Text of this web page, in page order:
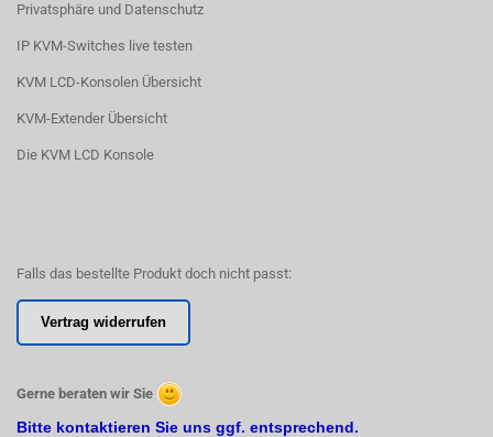
Privatsphäre und Datenschutz
IP KVM-Switches live testen
KVM LCD-Konsolen Übersicht
KVM-Extender Übersicht
Die KVM LCD Konsole
Falls das bestellte Produkt doch nicht passt:
Vertrag widerrufen
Gerne beraten wir Sie
Bitte kontaktieren Sie uns ggf. entsprechend.